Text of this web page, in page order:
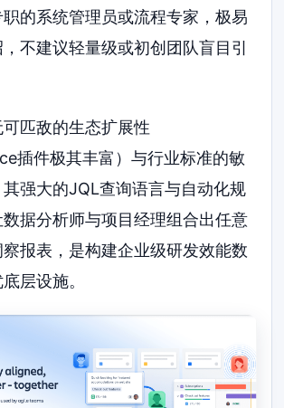
的系统管理员或流程专家，极易
不建议轻量级或初创团队盲目引
可匹敌的生态扩展性
插件极其丰富）与行业标准的敏
强大的JQL查询语言与自动化规
据分析师与项目经理组合出任意
报表，是构建企业级研发效能数
层设施。